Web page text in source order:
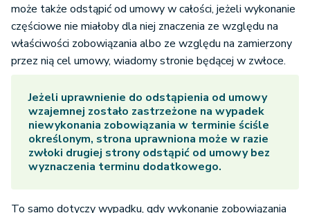
może także odstąpić od umowy w całości, jeżeli wykonanie
częściowe nie miałoby dla niej znaczenia ze względu na
właściwości zobowiązania albo ze względu na zamierzony
przez nią cel umowy, wiadomy stronie będącej w zwłoce.
Jeżeli uprawnienie do odstąpienia od umowy
wzajemnej zostało zastrzeżone na wypadek
niewykonania zobowiązania w terminie ściśle
określonym, strona uprawniona może w razie
zwłoki drugiej strony odstąpić od umowy bez
wyznaczenia terminu dodatkowego.
To samo dotyczy wypadku, gdy wykonanie zobowiązania